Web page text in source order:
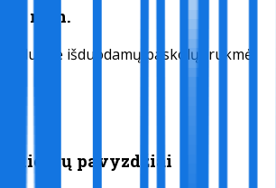
14 mėn.
Vidutinė išduodamų paskolų trukmė
Klientų pavyzdžiai